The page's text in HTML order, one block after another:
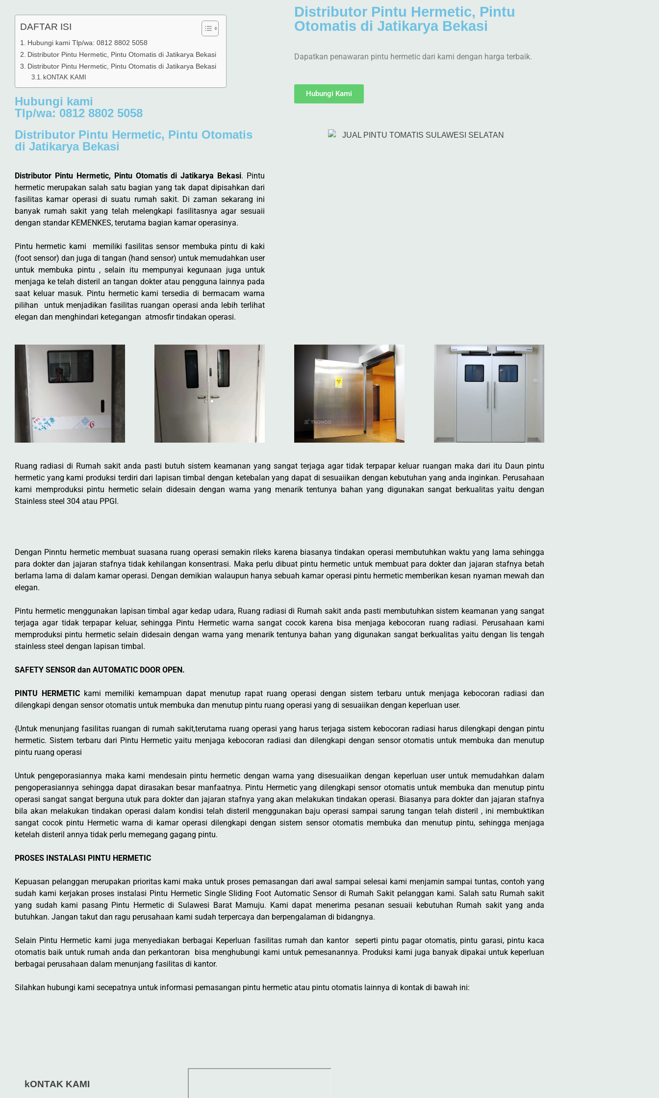
DAFTAR ISI
Hubungi kami Tlp/wa: 0812 8802 5058
Distributor Pintu Hermetic, Pintu Otomatis di Jatikarya Bekasi
Distributor Pintu Hermetic, Pintu Otomatis di Jatikarya Bekasi
kONTAK KAMI
Hubungi kami
Tlp/wa: 0812 8802 5058
Distributor Pintu Hermetic, Pintu
Otomatis di Jatikarya Bekasi
Dapatkan penawaran pintu hermetic dari kami dengan harga terbaik.
Hubungi Kami
Distributor Pintu Hermetic, Pintu Otomatis
di Jatikarya Bekasi
Distributor Pintu Hermetic, Pintu Otomatis di Jatikarya Bekasi. Pintu
hermetic merupakan salah satu bagian yang tak dapat dipisahkan dari
fasilitas kamar operasi di suatu rumah sakit. Di zaman sekarang ini
banyak rumah sakit yang telah melengkapi fasilitasnya agar sesuaii
dengan standar KEMENKES, terutama bagian kamar operasinya.
Pintu hermetic kami memiliki fasilitas sensor membuka pintu di kaki
(foot sensor) dan juga di tangan (hand sensor) untuk memudahkan user
untuk membuka pintu , selain itu mempunyai kegunaan juga untuk
menjaga ke telah disteril an tangan dokter atau pengguna lainnya pada
saat keluar masuk. Pintu hermetic kami tersedia di bermacam warna
pilihan untuk menjadikan fasilitas ruangan operasi anda lebih terlihat
elegan dan menghindari ketegangan atmosfir tindakan operasi.
Ruang radiasi di Rumah sakit anda pasti butuh sistem keamanan yang sangat terjaga agar tidak terpapar keluar ruangan maka dari itu Daun pintu
hermetic yang kami produksi terdiri dari lapisan timbal dengan ketebalan yang dapat di sesuaiikan dengan kebutuhan yang anda inginkan. Perusahaan
kami memproduksi pintu hermetic selain didesain dengan warna yang menarik tentunya bahan yang digunakan sangat berkualitas yaitu dengan
Stainless steel 304 atau PPGI.
Dengan Pinntu hermetic membuat suasana ruang operasi semakin rileks karena biasanya tindakan operasi membutuhkan waktu yang lama sehingga
para dokter dan jajaran stafnya tidak kehilangan konsentrasi. Maka perlu dibuat pintu hermetic untuk membuat para dokter dan jajaran stafnya betah
berlama lama di dalam kamar operasi. Dengan demikian walaupun hanya sebuah kamar operasi pintu hermetic memberikan kesan nyaman mewah dan
elegan.
Pintu hermetic menggunakan lapisan timbal agar kedap udara, Ruang radiasi di Rumah sakit anda pasti membutuhkan sistem keamanan yang sangat
terjaga agar tidak terpapar keluar, sehingga Pintu Hermetic warna sangat cocok karena bisa menjaga kebocoran ruang radiasi. Perusahaan kami
memproduksi pintu hermetic selain didesain dengan warna yang menarik tentunya bahan yang digunakan sangat berkualitas yaitu dengan lis tengah
stainless steel dengan lapisan timbal.
SAFETY SENSOR dan AUTOMATIC DOOR OPEN.
PINTU HERMETIC kami memiliki kemampuan dapat menutup rapat ruang operasi dengan sistem terbaru untuk menjaga kebocoran radiasi dan
dilengkapi dengan sensor otomatis untuk membuka dan menutup pintu ruang operasi yang di sesuaiikan dengan keperluan user.
{Untuk menunjang fasilitas ruangan di rumah sakit,terutama ruang operasi yang harus terjaga sistem kebocoran radiasi harus dilengkapi dengan pintu
hermetic. Sistem terbaru dari Pintu Hermetic yaitu menjaga kebocoran radiasi dan dilengkapi dengan sensor otomatis untuk membuka dan menutup
pintu ruang operasi
Untuk pengeporasiannya maka kami mendesain pintu hermetic dengan warna yang disesuaiikan dengan keperluan user untuk memudahkan dalam
pengoperasiannya sehingga dapat dirasakan besar manfaatnya. Pintu Hermetic yang dilengkapi sensor otomatis untuk membuka dan menutup pintu
operasi sangat sangat berguna utuk para dokter dan jajaran stafnya yang akan melakukan tindakan operasi. Biasanya para dokter dan jajaran stafnya
bila akan melakukan tindakan operasi dalam kondisi telah disteril menggunakan baju operasi sampai sarung tangan telah disteril , ini membuktikan
sangat cocok pintu Hermetic warna di kamar operasi dilengkapi dengan sistem sensor otomatis membuka dan menutup pintu, sehingga menjaga
ketelah disteril annya tidak perlu memegang gagang pintu.
PROSES INSTALASI PINTU HERMETIC
Kepuasan pelanggan merupakan prioritas kami maka untuk proses pemasangan dari awal sampai selesai kami menjamin sampai tuntas, contoh yang
sudah kami kerjakan proses instalasi Pintu Hermetic Single Sliding Foot Automatic Sensor di Rumah Sakit pelanggan kami. Salah satu Rumah sakit
yang sudah kami pasang Pintu Hermetic di Sulawesi Barat Mamuju. Kami dapat menerima pesanan sesuaii kebutuhan Rumah sakit yang anda
butuhkan. Jangan takut dan ragu perusahaan kami sudah terpercaya dan berpengalaman di bidangnya.
Selain Pintu Hermetic kami juga menyediakan berbagai Keperluan fasilitas rumah dan kantor seperti pintu pagar otomatis, pintu garasi, pintu kaca
otomatis baik untuk rumah anda dan perkantoran bisa menghubungi kami untuk pemesanannya. Produksi kami juga banyak dipakai untuk keperluan
berbagai perusahaan dalam menunjang fasilitas di kantor.
Silahkan hubungi kami secepatnya untuk informasi pemasangan pintu hermetic atau pintu otomatis lainnya di kontak di bawah ini:
kONTAK KAMI